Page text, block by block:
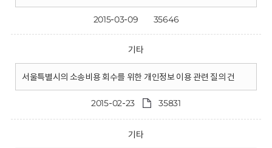
2015-03-09 35646
기타
서울특별시의 소송비용 회수를 위한 개인정보 이용 관련 질의 건
2015-02-23 35831
기타